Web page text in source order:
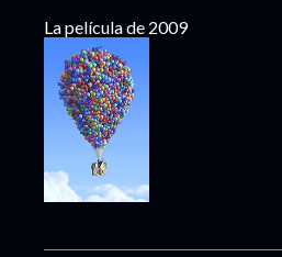
La película de 2009